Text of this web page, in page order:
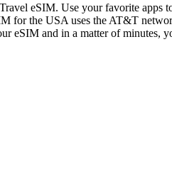
eSIM. Use your favorite
for the USA uses the AT&T
and in a matter of minutes,